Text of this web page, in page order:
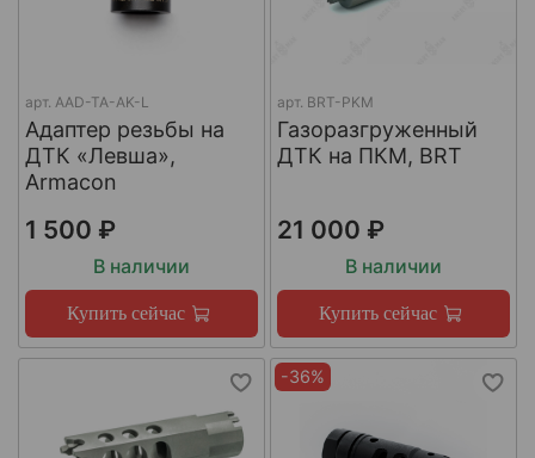
арт. AAD-TA-AK-L
Адаптер резьбы на
ДТК «Левша»,
Armacon
1 500 ₽
В наличии
Купить сейчас
арт. BRT-PKM
Газоразгруженный
ДТК на ПКМ, BRT
21 000 ₽
В наличии
Купить сейчас
-36%